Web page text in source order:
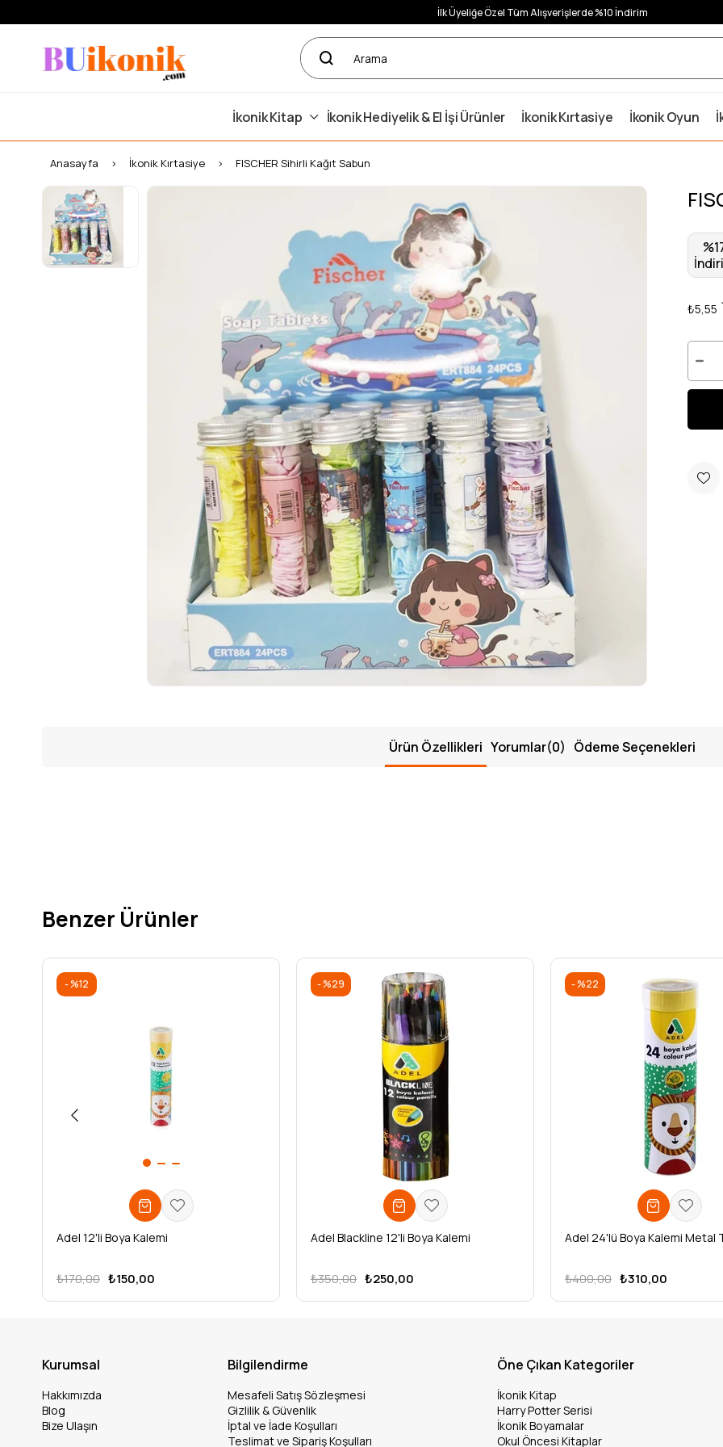
İlk Üyeliğe Özel Tüm Alışverişlerde %10 İndirim
İkonik Kitap İkonik Hediyelik & El İşi Ürünler İkonik Kırtasiye İkonik Oyun
Anasayfa İkonik Kırtasiye FISCHER Sihirli Kağıt Sabun
%
₺5,55
Ürün Özellikleri Yorumlar(0) Ödeme Seçenekleri
Benzer Ürünler
Adel 12'li Boya Kalemi
₺150,00
₺170,00
%12
Adel Blackline 12'li Boya Kalemi
₺250,00
₺350,00
%29
Adel 24'lü Boya Kalemi Metal
₺310,00
₺400,00
%22
Kurumsal
Hakkımızda
Blog
Bize Ulaşın
Bilgilendirme
Mesafeli Satış Sözleşmesi
Gizlilik & Güvenlik
İptal ve İade Koşulları
Teslimat ve Sipariş Koşulları
Öne Çıkan Kategoriler
İkonik Kitap
Harry Potter Serisi
İkonik Boyamalar
Okul Öncesi Kitaplar